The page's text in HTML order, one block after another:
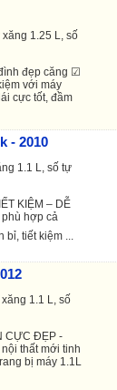
1.25 L, số
đẹp căng ☑
với máy
cực tốt, đầm
- 2010
1.1 L, số tự
KIỆM – DỄ
hợp cả
tiết kiệm ...
1.1 L, số
CỰC ĐẸP -
thất mới tinh
bị máy 1.1L